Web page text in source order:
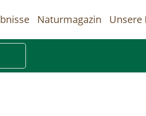
Naturmagazin Unsere